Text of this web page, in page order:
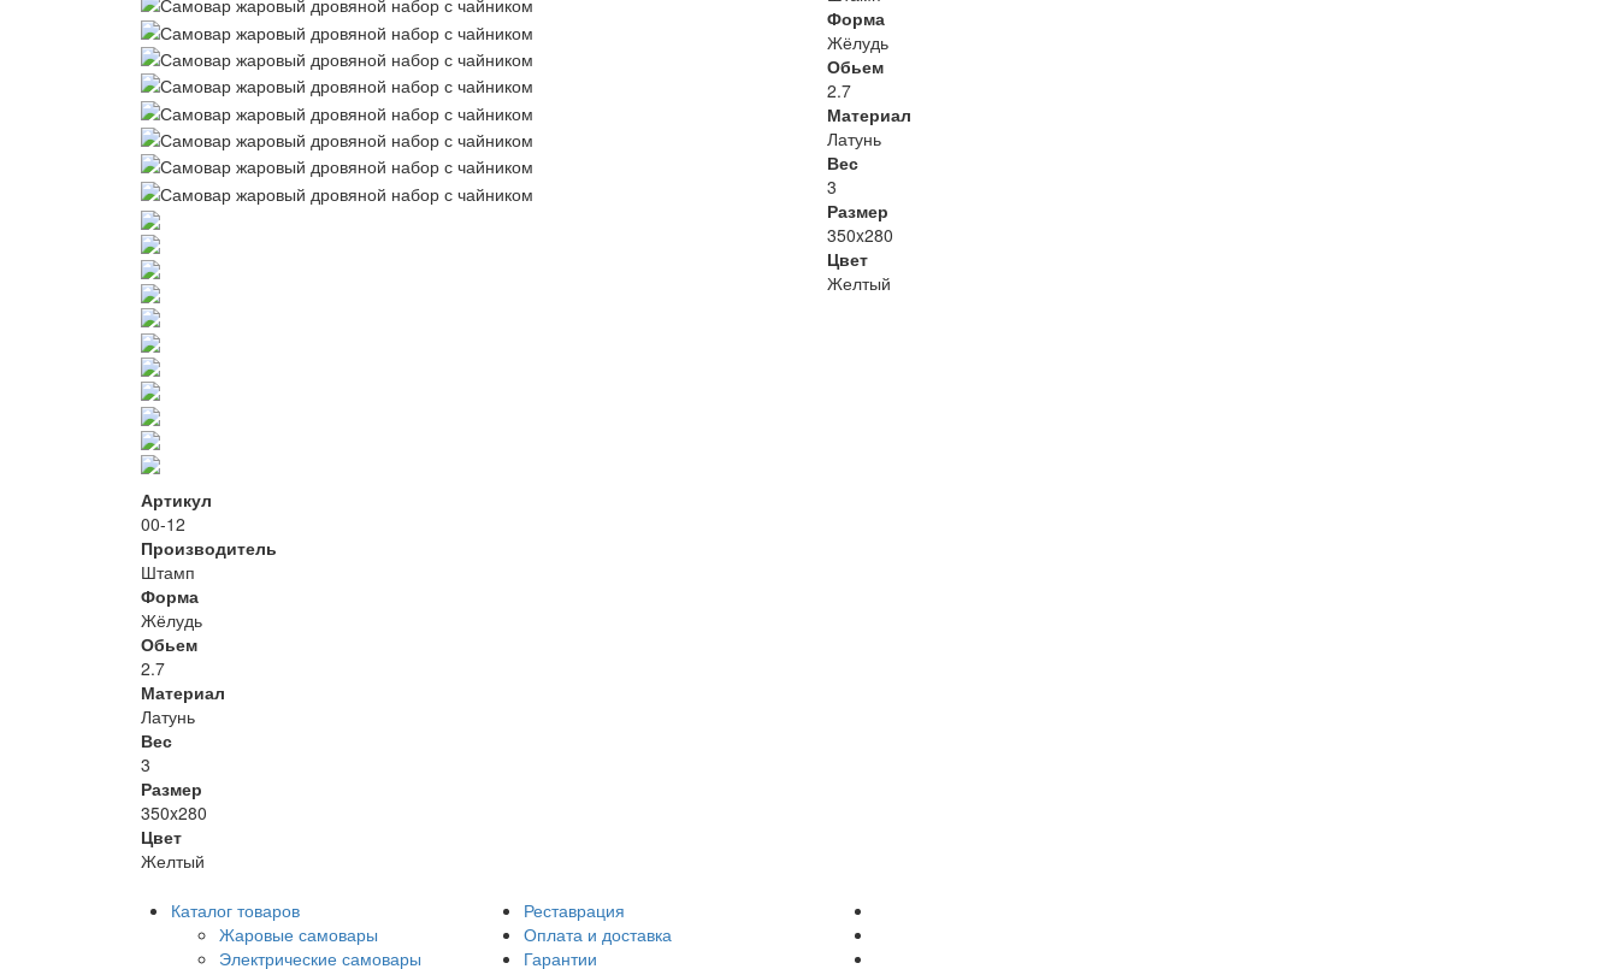
Форма
Жёлудь
Обьем
2.7
Материал
Латунь
Вес
3
Размер
350x280
Цвет
Желтый
Артикул
00-12
Производитель
Штамп
Форма
Жёлудь
Обьем
2.7
Материал
Латунь
Вес
3
Размер
350x280
Цвет
Желтый
Каталог товаров
Жаровые самовары
Электрические самовары
Реставрация
Оплата и доставка
Гарантии